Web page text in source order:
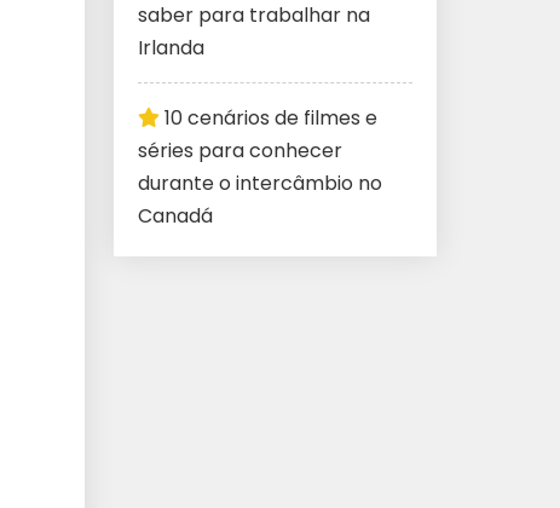
saber para trabalhar na
Irlanda
10 cenários de filmes e
séries para conhecer
durante o intercâmbio no
Canadá